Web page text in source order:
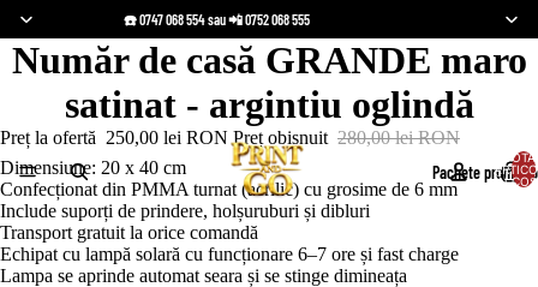
☎️ 0747 068 554 sau 📲 0752 068 555
Pachete
ÎN
Număr de casă GRANDE maro
satinat - argintiu oglindă
Preț la ofertă 250,00 lei RON Preț obișnuit 280,00 lei RON
Dimensiune: 20 x 40 cm
Confecționat din PMMA turnat (acrilic) cu grosime de 6 mm
Include suporți de prindere, holșuruburi și dibluri
Transport gratuit la orice comandă
Echipat cu lampă solară cu funcționare 6–7 ore și fast charge
Lampa se aprinde automat seara și se stinge dimineața